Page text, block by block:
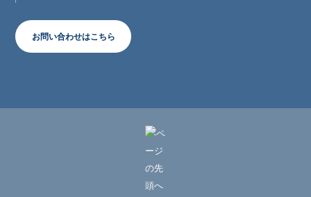
お問い合わせはこちら